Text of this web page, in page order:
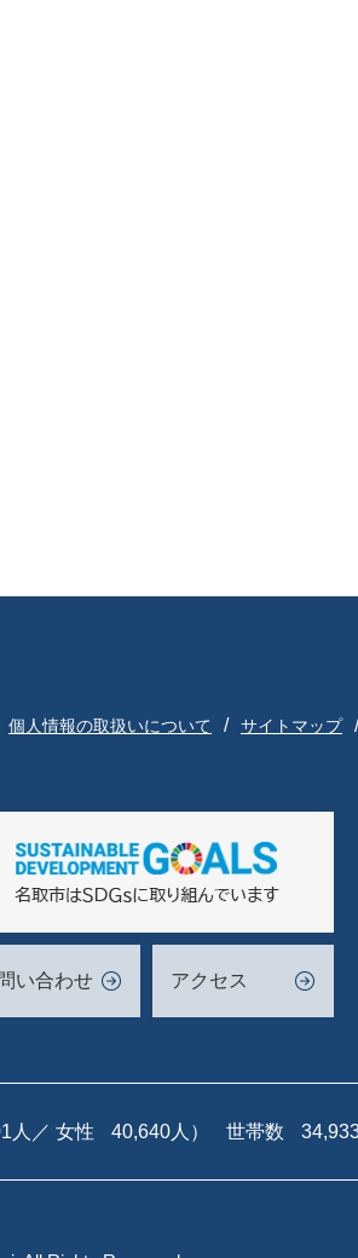
個人情報の取扱いについて サイトマップ
い合わせ アクセス
人／ 女性 40,640人） 世帯数